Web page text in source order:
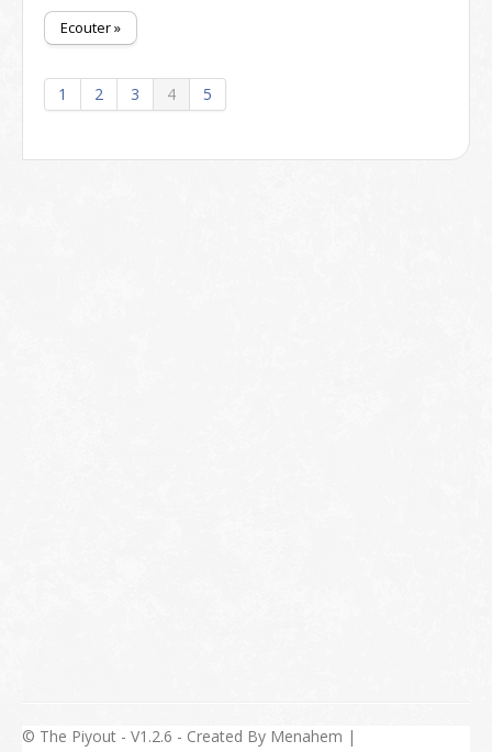
Ecouter »
1 2 3 4 5
© The Piyout - V1.2.6 - Created By Menahem |